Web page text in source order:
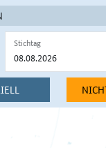
Stichtag